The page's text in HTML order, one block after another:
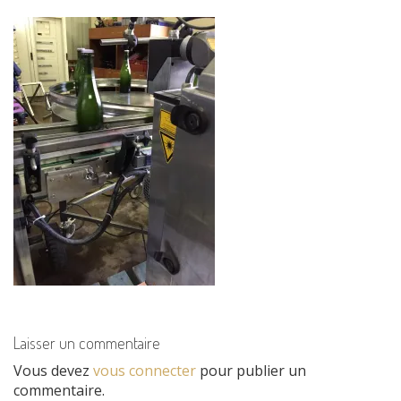
Laisser un commentaire
Vous devez vous connecter pour publier un
commentaire.